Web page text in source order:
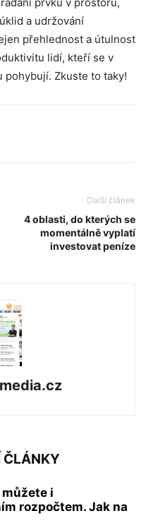
a udržování
přehlednost a útulnost
lidí, kteří se v
Zkuste to taky!
Další článek
4 oblasti, do kterých se
momentálně vyplatí
investovat peníze
ČLÁNKY
i
rozpočtem. Jak na